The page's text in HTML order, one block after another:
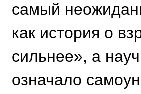
самый
как история о
сильнее», а
означало